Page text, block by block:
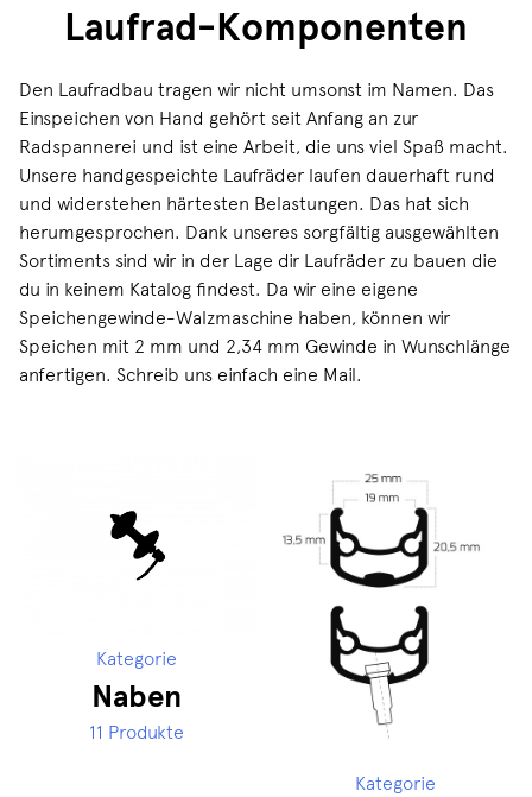
Laufrad-Komponenten
Den Laufradbau tragen wir nicht umsonst im Namen. Das
Einspeichen von Hand gehört seit Anfang an zur
Radspannerei und ist eine Arbeit, die uns viel Spaß macht.
Unsere handgespeichte Laufräder laufen dauerhaft rund
und widerstehen härtesten Belastungen. Das hat sich
herumgesprochen. Dank unseres sorgfältig ausgewählten
Sortiments sind wir in der Lage dir Laufräder zu bauen die
du in keinem Katalog findest. Da wir eine eigene
Speichengewinde-Walzmaschine haben, können wir
Speichen mit 2 mm und 2,34 mm Gewinde in Wunschlänge
anfertigen. Schreib uns einfach eine Mail.
Kategorie
Naben
11 Produkte
Kategorie